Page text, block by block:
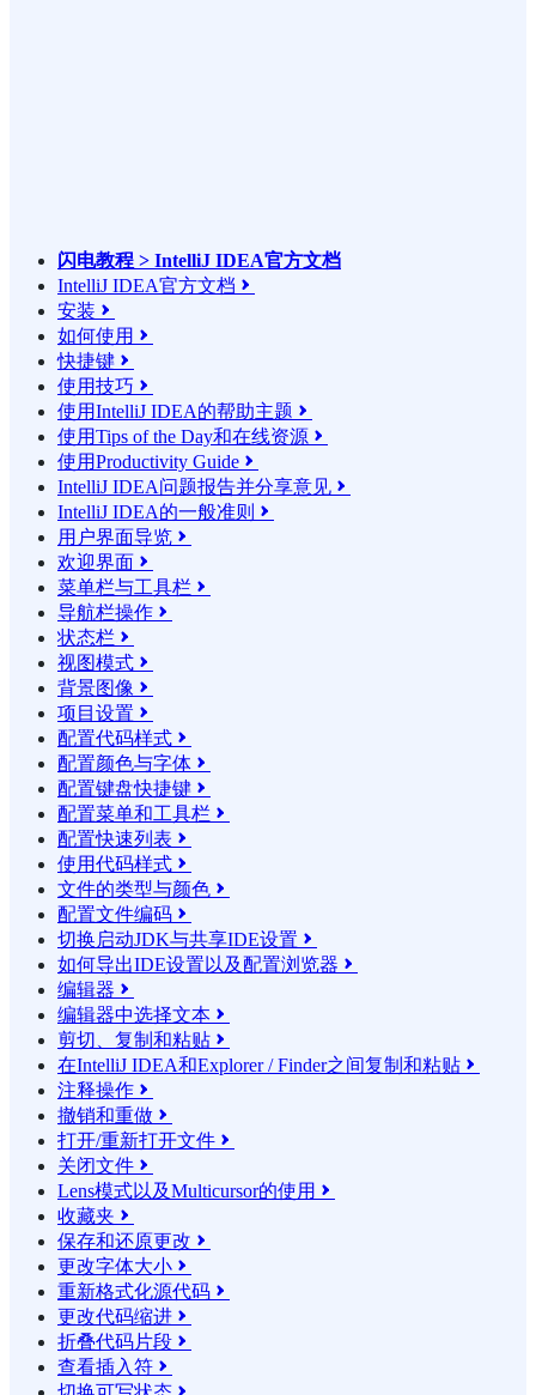
闪电教程 > IntelliJ IDEA官方文档
IntelliJ IDEA官方文档 
安装 
如何使用 
快捷键 
使用技巧 
使用IntelliJ IDEA的帮助主题 
使用Tips of the Day和在线资源 
使用Productivity Guide 
IntelliJ IDEA问题报告并分享意见 
IntelliJ IDEA的一般准则 
用户界面导览 
欢迎界面 
菜单栏与工具栏 
导航栏操作 
状态栏 
视图模式 
背景图像 
项目设置 
配置代码样式 
配置颜色与字体 
配置键盘快捷键 
配置菜单和工具栏 
配置快速列表 
使用代码样式 
文件的类型与颜色 
配置文件编码 
切换启动JDK与共享IDE设置 
如何导出IDE设置以及配置浏览器 
编辑器 
编辑器中选择文本 
剪切、复制和粘贴 
在IntelliJ IDEA和Explorer / Finder之间复制和粘贴 
注释操作 
撤销和重做 
打开/重新打开文件 
关闭文件 
Lens模式以及Multicursor的使用 
收藏夹 
保存和还原更改 
更改字体大小 
重新格式化源代码 
更改代码缩进 
折叠代码片段 
查看插入符 